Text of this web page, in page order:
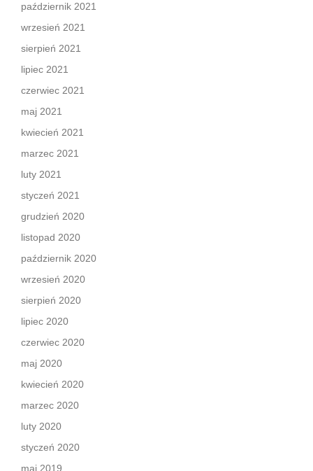
październik 2021
wrzesień 2021
sierpień 2021
lipiec 2021
czerwiec 2021
maj 2021
kwiecień 2021
marzec 2021
luty 2021
styczeń 2021
grudzień 2020
listopad 2020
październik 2020
wrzesień 2020
sierpień 2020
lipiec 2020
czerwiec 2020
maj 2020
kwiecień 2020
marzec 2020
luty 2020
styczeń 2020
maj 2019